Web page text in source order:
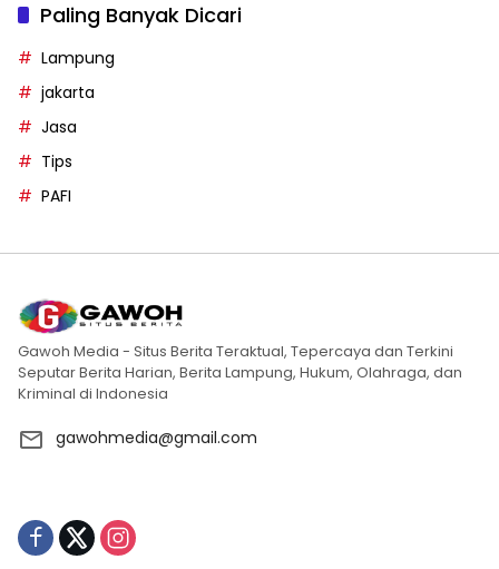
Paling Banyak Dicari
Lampung
jakarta
Jasa
Tips
PAFI
Gawoh Media - Situs Berita Teraktual, Tepercaya dan Terkini
Seputar Berita Harian, Berita Lampung, Hukum, Olahraga, dan
Kriminal di Indonesia
gawohmedia@gmail.com